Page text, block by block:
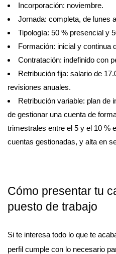
Incorporación: noviembre.
Jornada: completa, de lunes
Tipología: 50 % presencial y
Formación: inicial y continua
Contratación: indefinido con
Retribución fija: salario de
revisiones anuales.
Retribución variable: plan de
de gestionar una cuenta de
trimestrales entre el 5 y el 10 %
cuentas gestionadas, y alta en
Cómo presentar tu
puesto de trabajo
Si te interesa todo lo que te
perfil cumple con lo necesario